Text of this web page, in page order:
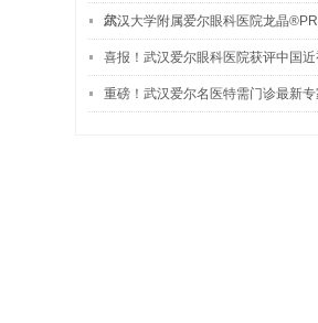
尔…
武汉大学附属爱尔眼科医院龙晶
喜报！武汉爱尔眼科医院获评中国
重磅！武汉爱尔名医特需门诊最新